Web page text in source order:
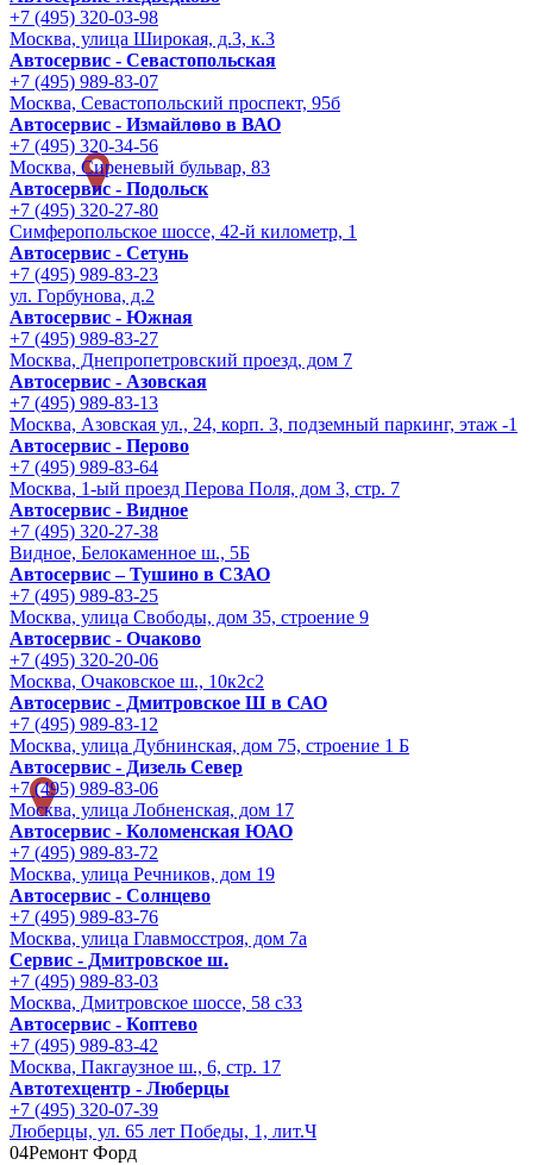
+7 (495) 320-03-98
Москва, улица Широкая, д.3, к.3
Автосервис - Cевастопольская
+7 (495) 989-83-07
Москва, Севастопольский проспект, 95б
Автосервис - Измайлово в ВАО
+7 (495) 320-34-56
Москва, Сиреневый бульвар, 83
Автосервис - Подольск
+7 (495) 320-27-80
Симферопольское шоссе, 42-й километр, 1
Автосервис - Сетунь
+7 (495) 989-83-23
ул. Горбунова, д.2
Автосервис - Южная
+7 (495) 989-83-27
Москва, Днепропетровский проезд, дом 7
Автосервис - Азовская
+7 (495) 989-83-13
Москва, Азовская ул., 24, корп. 3, подземный паркинг, этаж -1
Автосервис - Перово
+7 (495) 989-83-64
Москва, 1-ый проезд Перова Поля, дом 3, стр. 7
Автосервис - Видное
+7 (495) 320-27-38
Видное, Белокаменное ш., 5Б
Автосервис – Тушино в СЗАО
+7 (495) 989-83-25
Москва, улица Свободы, дом 35, строение 9
Автосервис - Очаково
+7 (495) 320-20-06
Москва, Очаковское ш., 10к2с2
Автосервис - Дмитровское Ш в САО
+7 (495) 989-83-12
Москва, улица Дубнинская, дом 75, строение 1 Б
Автосервис - Дизель Север
+7 (495) 989-83-06
Москва, улица Лобненская, дом 17
Автосервис - Коломенская ЮАО
+7 (495) 989-83-72
Москва, улица Речников, дом 19
Автосервис - Солнцево
+7 (495) 989-83-76
Москва, улица Главмосстроя, дом 7а
Сервис - Дмитровское ш.
+7 (495) 989-83-03
Москва, Дмитровское шоссе, 58 с33
Автосервис - Коптево
+7 (495) 989-83-42
Москва, Пакгаузное ш., 6, стр. 17
Автотехцентр - Люберцы
+7 (495) 320-07-39
Люберцы, ул. 65 лет Победы, 1, лит.Ч
04Ремонт Форд